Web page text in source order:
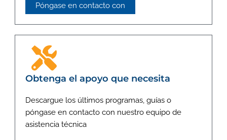
Póngase en contacto con
Obtenga el apoyo que necesita
Descargue los últimos programas, guías o
póngase en contacto con nuestro equipo de
asistencia técnica